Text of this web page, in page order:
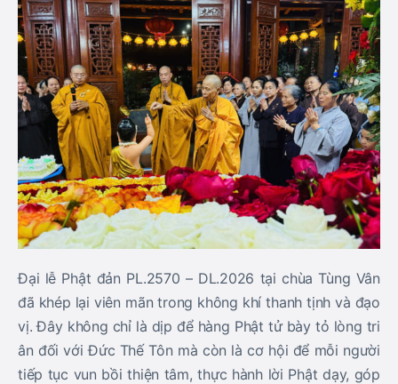
Đại lễ Phật đản PL.2570 – DL.2026 tại chùa Tùng Vân
đã khép lại viên mãn trong không khí thanh tịnh và đạo
vị. Đây không chỉ là dịp để hàng Phật tử bày tỏ lòng tri
ân đối với Đức Thế Tôn mà còn là cơ hội để mỗi người
tiếp tục vun bồi thiện tâm, thực hành lời Phật dạy, góp